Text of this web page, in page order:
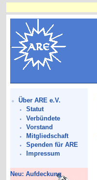
Über ARE e.V.
Statut
Verbündete
Vorstand
Mitgliedschaft
Spenden für ARE
Impressum
Neu: Aufdeckung